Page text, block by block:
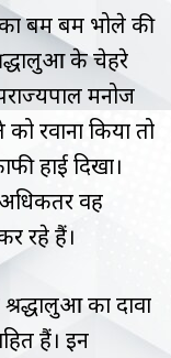
बम बम भोले की
के चेहरे
मनोज
रवाना किया तो
हाई दिखा।
वह
रहे हैं।
का दावा
हैं। इन